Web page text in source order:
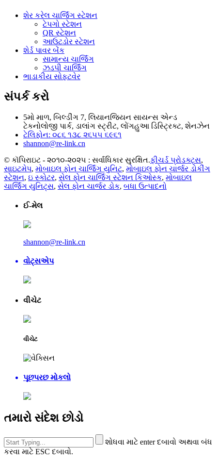
શેર કરેલ ચાર્જિંગ સ્ટેશન
ટેપગો સ્ટેશન
QR સ્ટેશન
આઉટડોર સ્ટેશન
શેર્ડ પાવર બેંક
સામાન્ય ચાર્જિંગ
ઝડપી ચાર્જિંગ
ભાડાકીય સોફ્ટવેર
સંપર્ક કરો
5મો માળ, બિલ્ડીંગ 7, લિયાનજિયન સાયન્સ એન્ડ
ટેકનોલોજી પાર્ક, ડાલાંગ સ્ટ્રીટ, લોંગહુઆ ડિસ્ટ્રિક્ટ, શેનઝેન
ટેલિફોન: ૦૮૬ ૧૩૮ ૨૬૫૫ ૬૯૬૧
shannon@re-link.cn
© કૉપિરાઇટ - ૨૦૧૦-૨૦૨૫ : સર્વાધિકાર સુરક્ષિત.ફીચર્ડ પ્રોડક્ટ્સ,
સાઇટમેપ, મોબાઇલ ફોન ચાર્જિંગ યુનિટ, મોબાઇલ ફોન ચાર્જર ડોકીંગ
સ્ટેશન, ઇ સ્કોટર, સેલ ફોન ચાર્જિંગ સ્ટેશન કિઓસ્ક, મોબાઇલ
ચાર્જિંગ યુનિટ્સ, સેલ ફોન ચાર્જર ડોક, બધા ઉત્પાદનો
ઈ-મેલ
shannon@re-link.cn
વોટ્સએપ
વીચેટ
વીચેટ
પૂછપરછ મોકલો
તમારો સંદેશ છોડો
શોધવા માટે enter દબાવો અથવા બંધ
કરવા માટે ESC દબાવો.